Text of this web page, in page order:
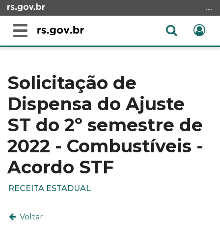
para
conteúdo
menu
para
busca
Alterna
Abrir
conteúdo
Solicitação de
Dispensa do Ajuste
ST do 2º semestre de
2022 - Combustíveis -
Acordo STF
RECEITA ESTADUAL
Voltar